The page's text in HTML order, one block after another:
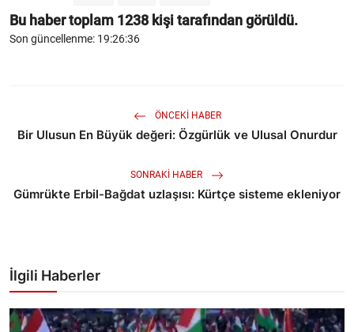
Bu haber toplam 1238 kişi tarafından görüldü.
Son güncellenme: 19:26:36
ÖNCEKI HABER
Bir Ulusun En Büyük değeri: Özgürlük ve Ulusal Onurdur
SONRAKI HABER
Gümrükte Erbil-Bağdat uzlaşısı: Kürtçe sisteme ekleniyor
İlgili Haberler